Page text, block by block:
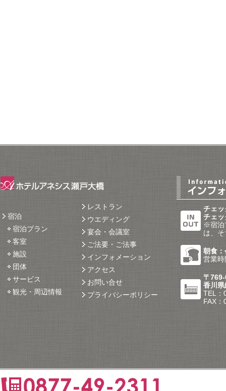
宿泊
宿泊プラン
客室
施設
団体
サービス
観光・周辺情報
レストラン
ウエディング
宴会・会議室
ご法要・ご法事
インフォメーション
アクセス
お問い合せ
プライバシーポリシー
チェ
チェ
※宿泊
は、
朝食
営業
〒
香川
TEL：
FAX